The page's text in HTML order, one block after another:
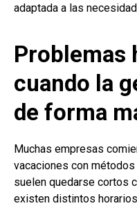
adaptada a las
Problemas
cuando la
de forma
Muchas empresas
vacaciones con
suelen quedarse cortos
existen distintos